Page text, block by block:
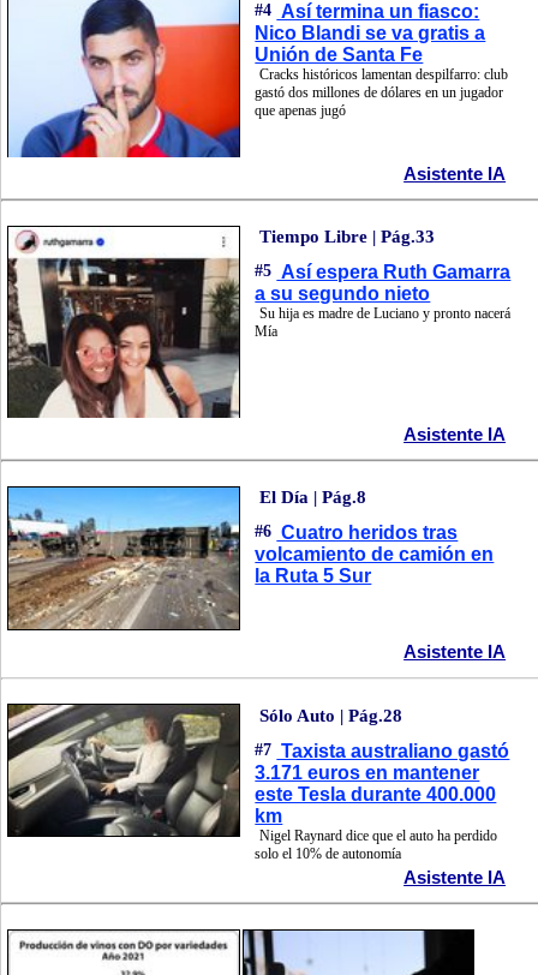
#4 Así termina un fiasco:
Nico Blandi se va gratis a
Unión de Santa Fe
Cracks históricos lamentan despilfarro: club
gastó dos millones de dólares en un jugador
que apenas jugó
Asistente IA
Tiempo Libre | Pág.33
#5 Así espera Ruth Gamarra
a su segundo nieto
Su hija es madre de Luciano y pronto nacerá
Mía
Asistente IA
El Día | Pág.8
#6 Cuatro heridos tras
volcamiento de camión en
la Ruta 5 Sur
Asistente IA
Sólo Auto | Pág.28
#7 Taxista australiano gastó
3.171 euros en mantener
este Tesla durante 400.000
km
Nigel Raynard dice que el auto ha perdido
solo el 10% de autonomía
Asistente IA